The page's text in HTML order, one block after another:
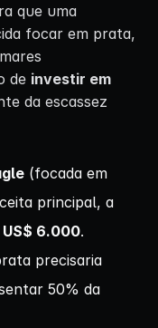
que uma
focar em prata,
de investir em
da escassez
(focada em
principal, a
US$ 6.000.
precisaria
50% da